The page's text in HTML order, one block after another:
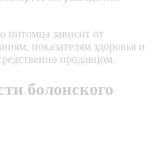
питомца зависит от
показателям здоровья и
продавцом.
болонского